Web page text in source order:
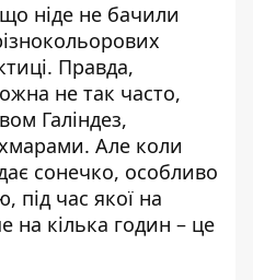
ніде не бачили
Правда,
не так часто,
Галіндез,
Але коли
сонечко, особливо
час якої на
на кілька годин – це